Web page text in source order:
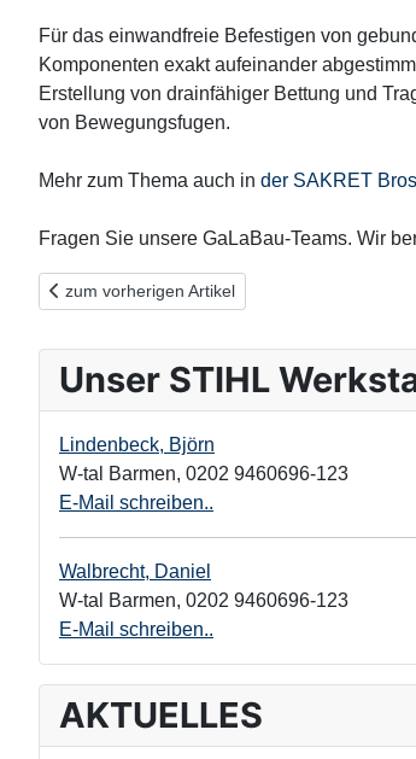
Für das einwandfreie Befestigen von
Komponenten exakt aufeinander
Erstellung von drainfähiger Bettung und
von Bewegungsfugen.
Mehr zum Thema auch in der SAKRET
Fragen Sie unsere GaLaBau-Teams. Wir
Vorheriger Beitrag: Sofort einsatzbereit –
zum vorherigen Artikel
Unser STIHL
Lindenbeck, Björn
W-tal Barmen, 0202 9460696-123
E-Mail schreiben..
Walbrecht, Daniel
W-tal Barmen, 0202 9460696-123
E-Mail schreiben..
AKTUELLES